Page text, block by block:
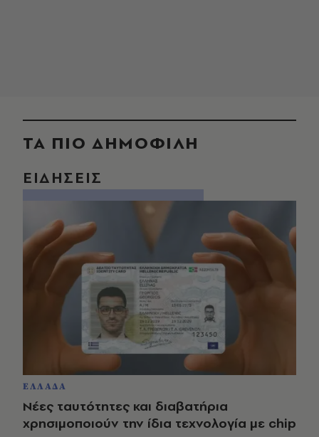
ΤΑ ΠΙΟ ΔΗΜΟΦΙΛΗ
ΕΙΔΗΣΕΙΣ
ΕΛΛΑΔΑ
Νέες ταυτότητες και διαβατήρια
χρησιμοποιούν την ίδια τεχνολογία με chip